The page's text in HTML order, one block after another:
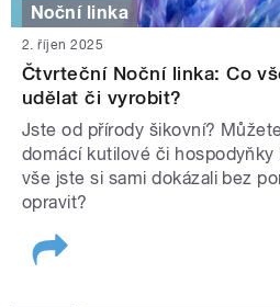
Noční linka
2. říjen 2025
Čtvrteční Noční linka: Co
udělat či vyrobit?
Jste od přírody šikovní?
domácí kutilové či
vše jste si sami dokázali bez
opravit?